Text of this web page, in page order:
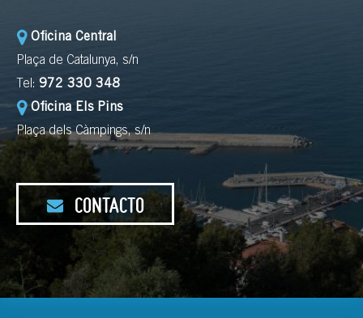
Oficina Central
Plaça de Catalunya, s/n
Tel: 972 330 348
Oficina Els Pins
Plaça dels Càmpings, s/n
CONTACTO